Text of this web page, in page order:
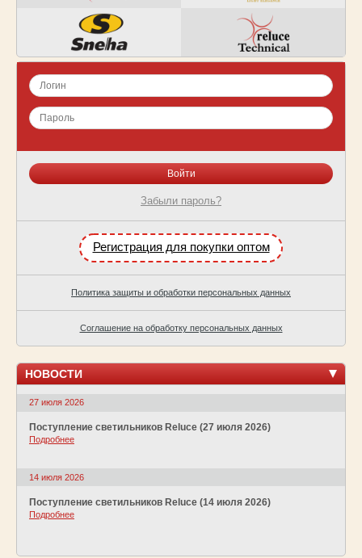
Забыли пароль?
Регистрация для покупки оптом
Политика защиты и обработки персональных данных
Соглашение на обработку персональных данных
НОВОСТИ
27 июля 2026
Поступление светильников Reluce (27 июля 2026)
Подробнее
14 июля 2026
Поступление светильников Reluce (14 июля 2026)
Подробнее